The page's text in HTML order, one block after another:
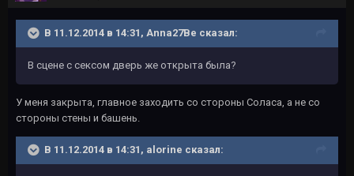
В 11.12.2014 в 14:31, Anna27Be сказал:
В сцене с сексом дверь же открыта была?
У меня закрыта, главное заходить со стороны Соласа, а не со
стороны стены и башень.
В 11.12.2014 в 14:31, alorine сказал: